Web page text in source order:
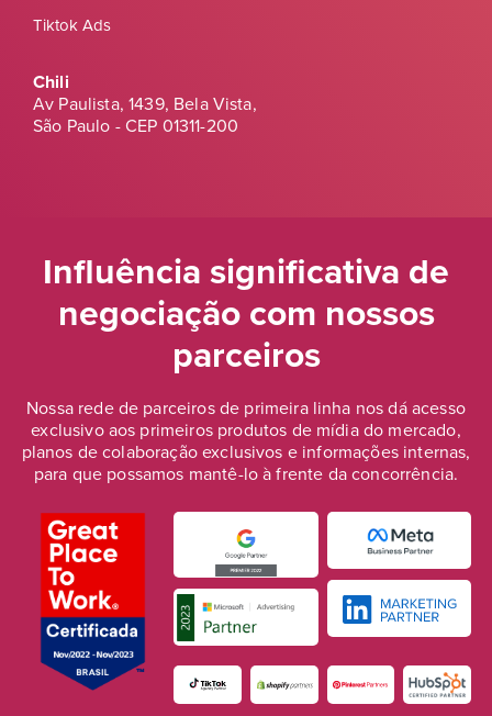
Tiktok Ads
Chili
Av Paulista, 1439, Bela Vista,
São Paulo - CEP 01311-200
Influência significativa de
negociaçãocom nossos
parceiros
Nossa rede de parceiros de primeira linha nos dá acesso
exclusivo aos primeiros produtos de mídia do mercado,
planos de colaboração exclusivos e informações internas,
para que possamos mantê-lo à frente da concorrência.